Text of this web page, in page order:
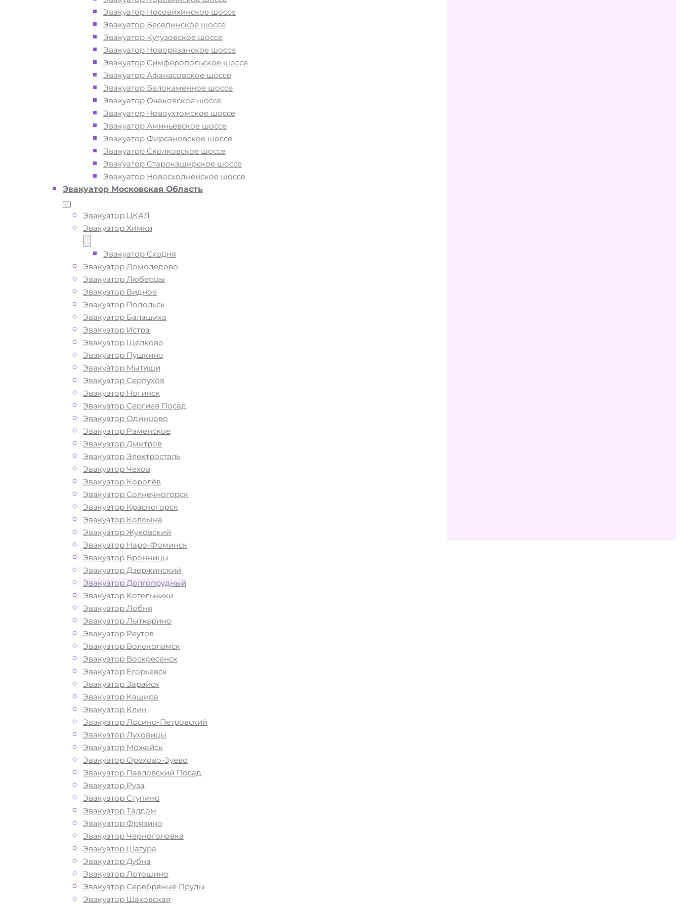
Эвакуатор Носовихинское шоссе
Эвакуатор Бесединское шоссе
Эвакуатор Кутузовское шоссе
Эвакуатор Новорязанское шоссе
Эвакуатор Симферопольское шоссе
Эвакуатор Афанасовское шоссе
Эвакуатор Белокаменное шоссе
Эвакуатор Очаковское шоссе
Эвакуатор Новоухтомское шоссе
Эвакуатор Аминьевское шоссе
Эвакуатор Фирсановское шоссе
Эвакуатор Сколковское шоссе
Эвакуатор Старокаширское шоссе
Эвакуатор Новосходненское шоссе
Эвакуатор Московская Область
Эвакуатор ЦКАД
Эвакуатор Химки
Эвакуатор Сходня
Эвакуатор Домодедово
Эвакуатор Люберцы
Эвакуатор Видное
Эвакуатор Подольск
Эвакуатор Балашиха
Эвакуатор Истра
Эвакуатор Щелково
Эвакуатор Пушкино
Эвакуатор Мытищи
Эвакуатор Серпухов
Эвакуатор Ногинск
Эвакуатор Сергиев Посад
Эвакуатор Одинцово
Эвакуатор Раменское
Эвакуатор Дмитров
Эвакуатор Электросталь
Эвакуатор Чехов
Эвакуатор Королёв
Эвакуатор Солнечногорск
Эвакуатор Красногорск
Эвакуатор Коломна
Эвакуатор Жуковский
Эвакуатор Наро-Фоминск
Эвакуатор Бронницы
Эвакуатор Дзержинский
Эвакуатор Долгопрудный
Эвакуатор Котельники
Эвакуатор Лобня
Эвакуатор Лыткарино
Эвакуатор Реутов
Эвакуатор Волоколамск
Эвакуатор Воскресенск
Эвакуатор Егорьевск
Эвакуатор Зарайск
Эвакуатор Кашира
Эвакуатор Клин
Эвакуатор Лосино-Петровский
Эвакуатор Луховицы
Эвакуатор Можайск
Эвакуатор Орехово-Зуево
Эвакуатор Павловский Посад
Эвакуатор Руза
Эвакуатор Ступино
Эвакуатор Талдом
Эвакуатор Фрязино
Эвакуатор Черноголовка
Эвакуатор Шатура
Эвакуатор Дубна
Эвакуатор Лотошино
Эвакуатор Серебряные Пруды
Эвакуатор Шаховская
компании «МОБИ»
Вам необходимы услуги ближайшего
эвакуатора по Долгопрудному? Рядом и
недорого? Эвакуаторы «МОБИ»
Долгопрудный находятся на Лихачевском
шоссе, Дмитровском шоссе, Новом и
Новодачном шоссе 24 часа в сутки.
Обращайтесь к нам круглосуточно, мы
готовы оказать помощь на дороге в любой
ситуации и гарантируем низкие цены и
высокое качество наших услуг.
ТЕЛЕФОН WHATSAPP
Как перевезти
авто в
Долгопрудном?
Перевозка автомобиля по Долгопрудному
эвакуатором «МОБИ» дешево, круглосуточно
и срочно – это возможность быстро и без
лишних затрат решить возникшие на дороге
проблемы с автомобилем. Мы рады
предложить вам свои услуги по вызову
автоэвакуатора. Звоните по телефону — у
нас вы найдете все, что нужно для
оперативной и безопасной эвакуации
вашего авто: доступные цены,
круглосуточную связь и профессиональных
водителей с большим опытом работы. Мы
предлагаем круглосуточную техническую